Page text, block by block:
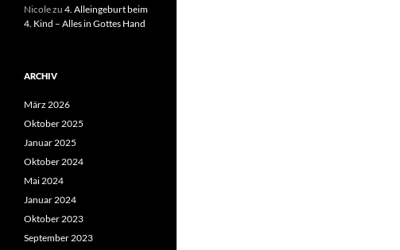
Nicolezu 4. Alleingeburt beim
4. Kind – Alles in Gottes Hand
ARCHIV
März 2026
Oktober 2025
Januar 2025
Oktober 2024
Mai 2024
Januar 2024
Oktober 2023
September 2023